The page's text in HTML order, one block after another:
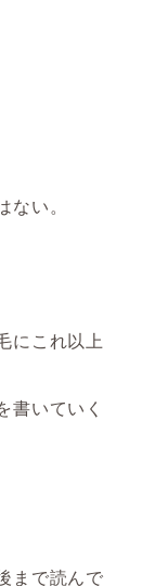
い。
にこれ以上
書いていく
まで読んで